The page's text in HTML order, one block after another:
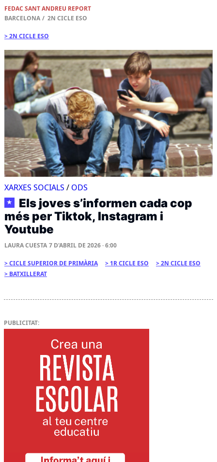
FEDAC SANT ANDREU REPORT
BARCELONA
2N CICLE ESO
2N CICLE ESO
XARXES SOCIALS / ODS
★
Els joves s’informen cada cop
més per Tiktok, Instagram i
Youtube
LAURA CUESTA 7 D'ABRIL DE 2026 · 6:00
CICLE SUPERIOR DE PRIMÀRIA 1R CICLE ESO
2N CICLE ESO
BATXILLERAT
PUBLICITAT: